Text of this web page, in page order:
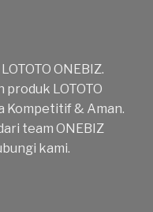
ONEBIZ.
produk LOTOTO
Kompetitif & Aman.
team ONEBIZ
kami.